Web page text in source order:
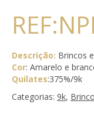
Descrição: Brincos
Cor: Amarelo e
Quilates:375%/9k
Categorias: 9k,